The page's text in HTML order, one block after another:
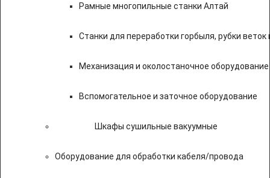
Рамные многопильные станки Алтай
Станки для переработки горбыля, рубки веток
Механизация и околостаночное оборудование
Вспомогательное и заточное оборудование
Шкафы сушильные вакуумные
Оборудование для обработки кабеля/провода